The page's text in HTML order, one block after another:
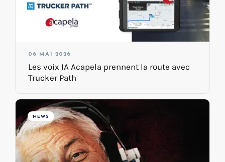
06 MAI 2026
Les voix IA Acapela prennent la route avec
Trucker Path
NEWS